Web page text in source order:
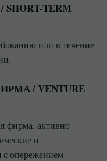
TERM
или в течение
/ VENTURE
фирма; активно
и
с опережением